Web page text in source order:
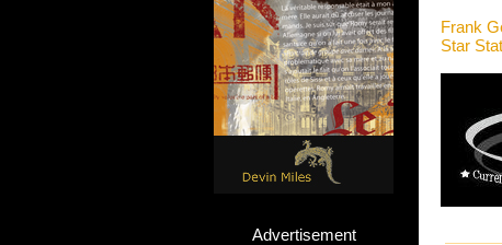
Advertisement
Frank
Star